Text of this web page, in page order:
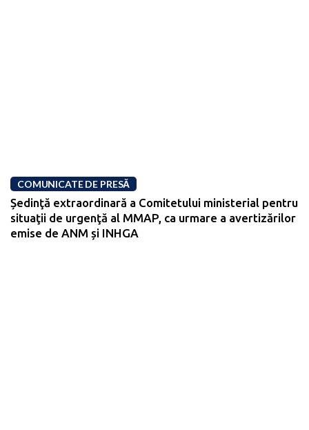
COMUNICATE DE PRESĂ
Ședinţă extraordinară a Comitetului ministerial pentru
situaţii de urgenţă al MMAP, ca urmare a avertizărilor
emise de ANM și INHGA